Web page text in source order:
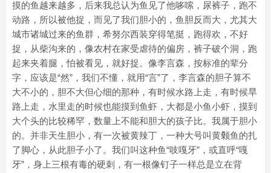
摸的鱼越来越多，后来我总认为鱼见了他哆嗦，尿裤子，跑不
动路，所以被他捉，而见了我们胆小的，鱼胆反而大，尤其大
城市诸城过来的鱼群，希努尔西装穿得笔挺，跑得欢，不好
捉，从柴沟来的，像农村在家受虐待的偏房，裤子破个洞，跑
起来夹着腿，怕被看见，就好捉。像李言森，按标准的辈分
字，应该是“然”，我们不懂，就用“言”了，李言森的胆子算不
大不小的，胆不大但心细的那种，有时候水路上走，有时候旱
路上走，水里走的时候也能摸到鱼虾，大都是小鱼小虾，摸到
大个头的比较稀罕，数量上不能和胆大的孩子比。我属于胆小
的。并非天生胆小，有一次被黄辣丁，一种大号叫黄颡鱼的扎
了脚心，从此胆子小了。我们叫这种鱼“吱嘎牙”，或直呼“嘎
牙”，身上三根有毒的硬刺，有一根像钉子一样总是立在背